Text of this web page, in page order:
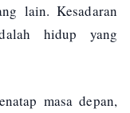
lain. Kesadaran
hidup yang
masa depan,